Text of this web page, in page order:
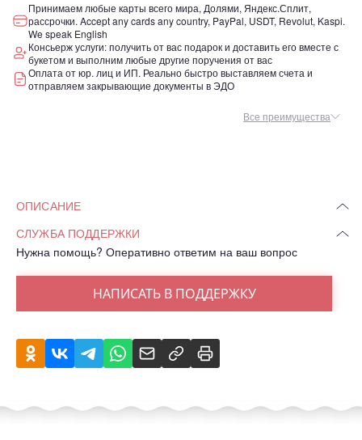
Принимаем любые карты всего мира, Долями, Яндекс.Сплит,
рассрочки. Accept any cards any country, PayPal, USDT, Revolut, Kaspi.
We speak English
Консьерж услуги: получить от вас подарок и доставить его вместе с
букетом и выполним любые другие поручения от вас
Оплата от юр. лиц и ИП. Реально быстро выставляем счета и
отправляем закрывающие документы в ЭДО
Все преимущества
ОПИСАНИЕ
СЛУЖБА ПОДДЕРЖКИ
Нужна помощь? Оперативно ответим на ваш вопрос
НАПИСАТЬ В ПОДДЕРЖКУ